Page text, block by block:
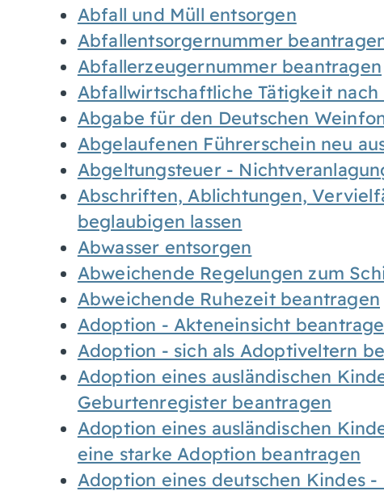
Abfall und Müll entsorgen
Abfallentsorgernummer
Abfallerzeugernummer beantragen
Abfallwirtschaftliche Tätigkeit
Abgabe für den Deutschen
Abgelaufenen Führerschein neu
Abgeltungsteuer -
Abschriften, Ablichtungen,
beglaubigen lassen
Abwasser entsorgen
Abweichende Regelungen zum
Abweichende Ruhezeit beantragen
Adoption - Akteneinsicht
Adoption - sich als Adoptiveltern
Adoption eines ausländischen
Geburtenregister beantragen
Adoption eines ausländischen
eine starke Adoption beantragen
Adoption eines deutschen Kindes